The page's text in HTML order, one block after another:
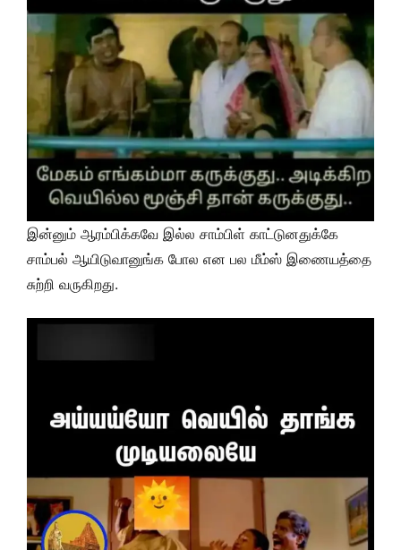
இன்னும் ஆரம்பிக்கவே இல்ல சாம்பிள் காட்டுனதுக்கே
சாம்பல் ஆயிடுவானுங்க போல என பல மீம்ஸ் இணையத்தை
சுற்றி வருகிறது.